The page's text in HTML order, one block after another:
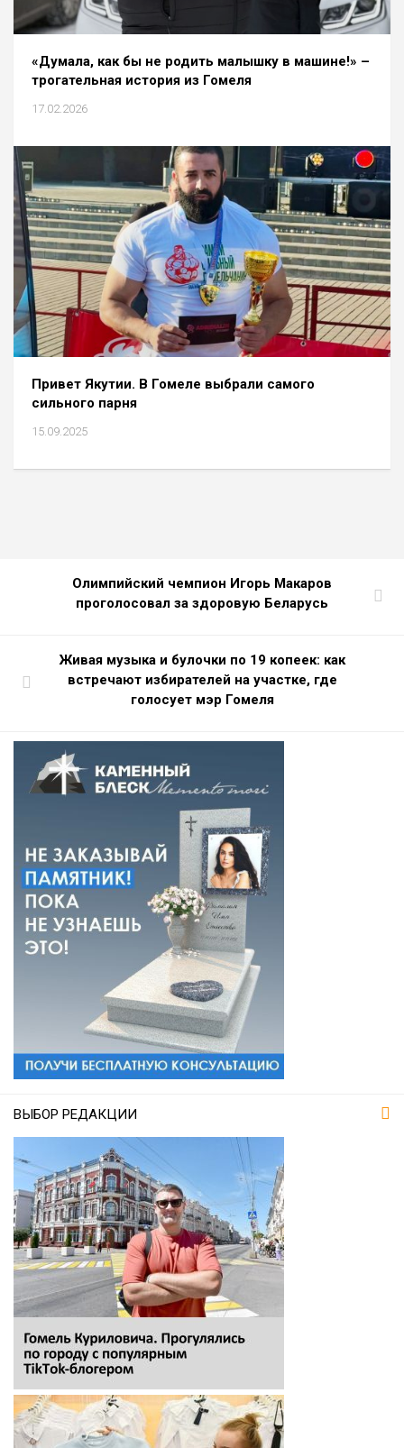
«Думала, как бы не родить малышку в машине!» –
трогательная история из Гомеля
17.02.2026
Привет Якутии. В Гомеле выбрали самого
сильного парня
15.09.2025
Олимпийский чемпион Игорь Макаров
проголосовал за здоровую Беларусь
Живая музыка и булочки по 19 копеек: как
встречают избирателей на участке, где
голосует мэр Гомеля
ВЫБОР РЕДАКЦИИ